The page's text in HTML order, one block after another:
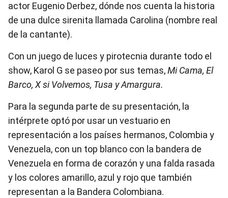
actor Eugenio Derbez, dónde nos cuenta la historia
de una dulce sirenita llamada Carolina (nombre real
de la cantante).
Con un juego de luces y pirotecnia durante todo el
show, Karol G se paseo por sus temas,Mi Cama, El
Barco, X si Volvemos, Tusa y Amargura.
Para la segunda parte de su presentación, la
intérprete optó por usar un vestuario en
representación a los países hermanos, Colombia y
Venezuela, con un top blanco con la bandera de
Venezuela en forma de corazón y una falda rasada
y los colores amarillo, azul y rojo que también
representan a la Bandera Colombiana.